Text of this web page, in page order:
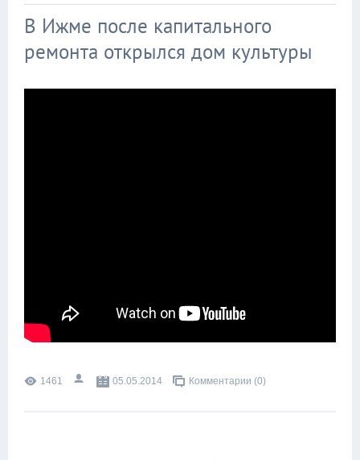
В Ижме после капитального
ремонта открылся дом культуры
1461 05.05.2014 Комментарии (0)